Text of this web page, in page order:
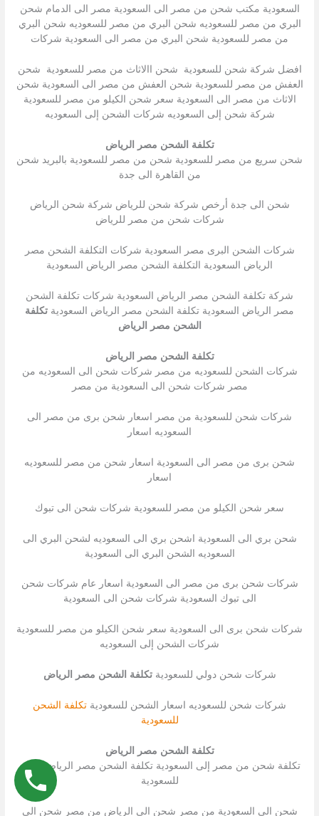
السعودية مكتب شحن من مصر الى السعودية مصر الى الدمام شحن
البري من مصر للسعوديه شحن البري من مصر للسعوديه شحن البري
من مصر للسعودية شحن البري من مصر الى السعودية شركات
افضل شركة شحن للسعودية شحن االاثاث من مصر للسعودية شحن
العفش من مصر للسعودية شحن العفش من مصر الى السعودية شحن
الاثاث من مصر الى السعودية سعر شحن الكيلو من مصر للسعودية
شركة شحن إلى السعوديه شركات الشحن إلى السعوديه
تكلفة الشحن مصر الرياض
شحن سريع من مصر للسعودية شحن من مصر للسعودية بالبريد شحن
من القاهرة الى جدة
شحن الى جدة أرخص شركة شحن للرياض شركة شحن الرياض
شركات شحن من مصر للرياض
شركات الشحن البرى مصر السعودية شركات التكلفة الشحن مصر
الرياض السعودية التكلفة الشحن مصر الرياض السعودية
شركة تكلفة الشحن مصر الرياض السعودية شركات تكلفة الشحن
مصر الرياض السعودية تكلفة الشحن مصر الرياض السعودية تكلفة
الشحن مصر الرياض
تكلفة الشحن مصر الرياض
شركات الشحن للسعوديه من مصر شركات شحن الى السعوديه من
مصر شركات شحن الى السعودية من مصر
شركات شحن للسعودية من مصر اسعار شحن برى من مصر الى
السعوديه اسعار
شحن برى من مصر الى السعودية اسعار شحن من مصر للسعوديه
اسعار
سعر شحن الكيلو من مصر للسعودية شركات شحن الى تبوك
شحن بري الى السعودية اشحن بري الى السعوديه لشحن البري الى
السعوديه الشحن البري الى السعودية
شركات شحن برى من مصر الى السعودية اسعار عام شركات شحن
الى تبوك السعودية شركات شحن الى السعودية
شركات شحن برى الى السعودية سعر شحن الكيلو من مصر للسعودية
شركات الشحن إلى السعوديه
شركات شحن دولي للسعوديةتكلفة الشحن مصر الرياض
شركات شحن للسعوديه اسعار الشحن للسعودية تكلفة الشحن
للسعودية
تكلفة الشحن مصر الرياض
تكلفة شحن من مصر إلى السعودية تكلفة الشحن مصر الرياض شحن
للسعودية
شحن الى السعودية من مصر شحن الى الرياض من مصر شحن الى